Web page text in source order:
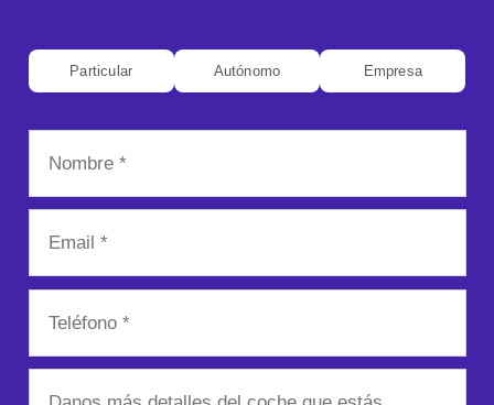
Particular Autónomo Empresa